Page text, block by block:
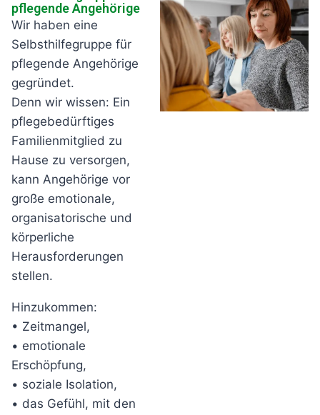
pflegende Angehörige
Wir haben eine
Selbsthilfegruppe für
pflegende Angehörige
gegründet.
Denn wir wissen: Ein
pflegebedürftiges
Familienmitglied zu
Hause zu versorgen,
kann Angehörige vor
große emotionale,
organisatorische und
körperliche
Herausforderungen
stellen.
Hinzukommen:
• Zeitmangel,
• emotionale
Erschöpfung,
• soziale Isolation,
• das Gefühl, mit den